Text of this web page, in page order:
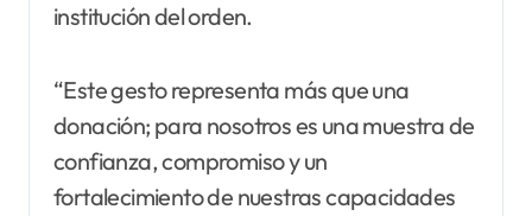
institución del orden.
“Este gesto representa más que una
donación; para nosotros es una muestra de
confianza, compromiso y un
fortalecimiento de nuestras capacidades